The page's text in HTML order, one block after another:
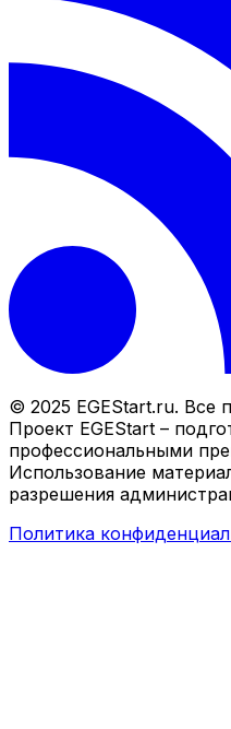
© 2025 EGEStart.ru. Все
Проект EGEStart –
профессиональными
Использование
разрешения
Политика